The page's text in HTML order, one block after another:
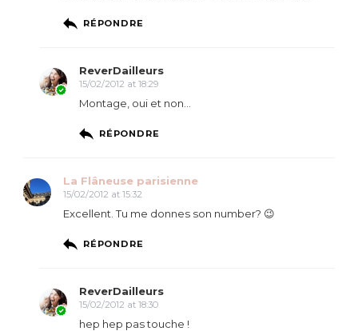
RÉPONDRE
ReverDailleurs
15/02/2012 at 18:29
Montage, oui et non…
RÉPONDRE
La Flâneuse parisienne
15/02/2012 at 15:32
Excellent. Tu me donnes son number? 😉
RÉPONDRE
ReverDailleurs
15/02/2012 at 18:30
hep hep pas touche !